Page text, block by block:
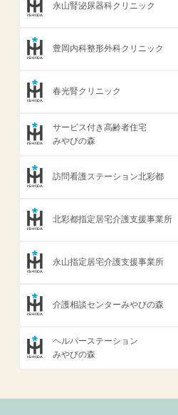
永山腎泌尿器科クリニック
豊岡内科整形外科クリニック
春光腎クリニック
サービス付き高齢者住宅
みやびの森
訪問看護ステーション北彩都
北彩都指定居宅介護支援事業所
永山指定居宅介護支援事業所
介護相談センターみやびの森
ヘルパーステーション
みやびの森